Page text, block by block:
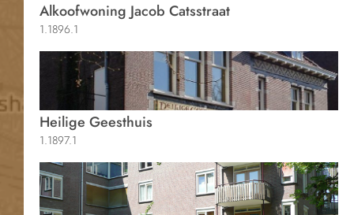
Alkoofwoning Jacob Catsstraat
1.1896.1
Heilige Geesthuis
1.1897.1